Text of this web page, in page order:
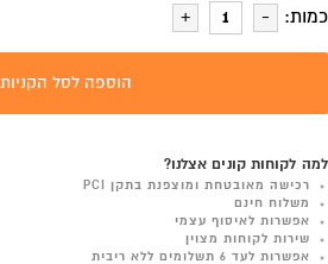
כמות:
הוספה לסל הקניות
למה לקוחות קונים אצלנו?
רכישה מאובטחת ומוצפנת בתקן PCI
משלוח חינם
אפשרות לאיסוף עצמי
שירות לקוחות מצוין
אפשרות לעד 6 תשלומים ללא ריבית